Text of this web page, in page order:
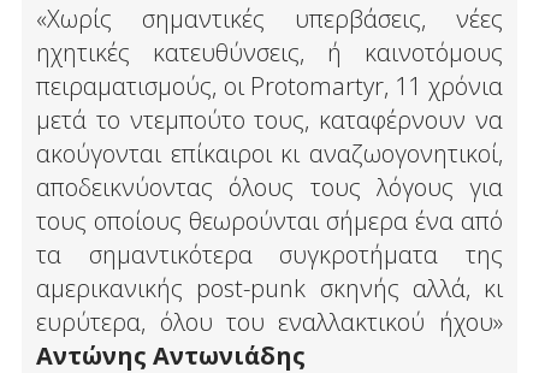
«Χωρίς σημαντικές υπερβάσεις, νέες
ηχητικές κατευθύνσεις, ή καινοτόμους
πειραματισμούς, οι Protomartyr, 11 χρόνια
μετά το ντεμπούτο τους, καταφέρνουν να
ακούγονται επίκαιροι κι αναζωογονητικοί,
αποδεικνύοντας όλους τους λόγους για
τους οποίους θεωρούνται σήμερα ένα από
τα σημαντικότερα συγκροτήματα της
αμερικανικής post-punk σκηνής αλλά, κι
ευρύτερα, όλου του εναλλακτικού ήχου»
Αντώνης Αντωνιάδης